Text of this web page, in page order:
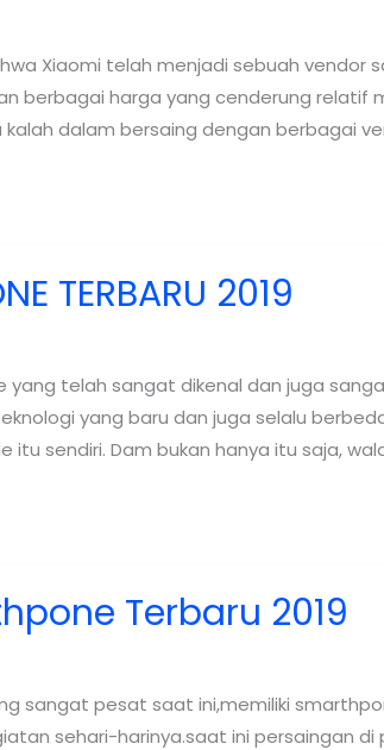
Xiaomi telah menjadi sebuah
berbagai harga yang cenderung relatif
dalam bersaing dengan berbagai
TERBARU 2019
telah sangat dikenal dan juga
yang baru dan juga selalu
sendiri. Dam bukan hanya itu saja,
Terbaru 2019
sangat pesat saat ini,memiliki
sehari-harinya.saat ini persaingan